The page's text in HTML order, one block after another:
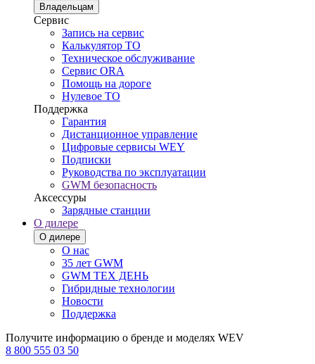
Владельцам
Сервис
Запись на сервис
Калькулятор ТО
Техническое обслуживание
Сервис ORA
Помощь на дороге
Нулевое ТО
Поддержка
Гарантия
Дистанционное управление
Цифровые сервисы WEY
Подписки
Руководства по эксплуатации
GWM безопасность
Аксессуры
Зарядные станции
О дилере
О дилере
О нас
35 лет GWM
GWM ТЕХ ДЕНЬ
Гибридные технологии
Новости
Поддержка
Получите информацию о бренде и моделях WEV
8 800 555 03 50